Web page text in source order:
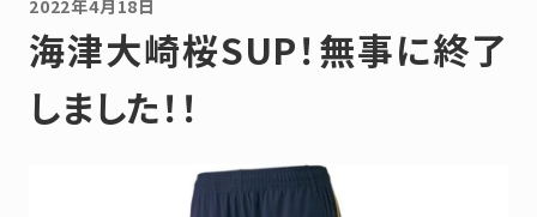
2022年4月18日
海津大崎桜SUP！無事に終了
しました！！